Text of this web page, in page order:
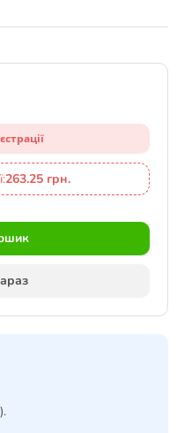
263.25 грн.